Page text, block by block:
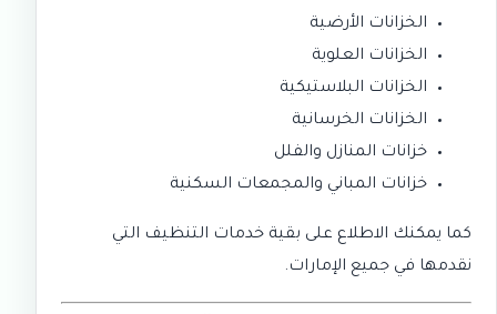
الخزانات الأرضية
الخزانات العلوية
الخزانات البلاستيكية
الخزانات الخرسانية
خزانات المنازل والفلل
خزانات المباني والمجمعات السكنية
كما يمكنك الاطلاع على بقية خدمات التنظيف التي
نقدمها في جميع الإمارات.